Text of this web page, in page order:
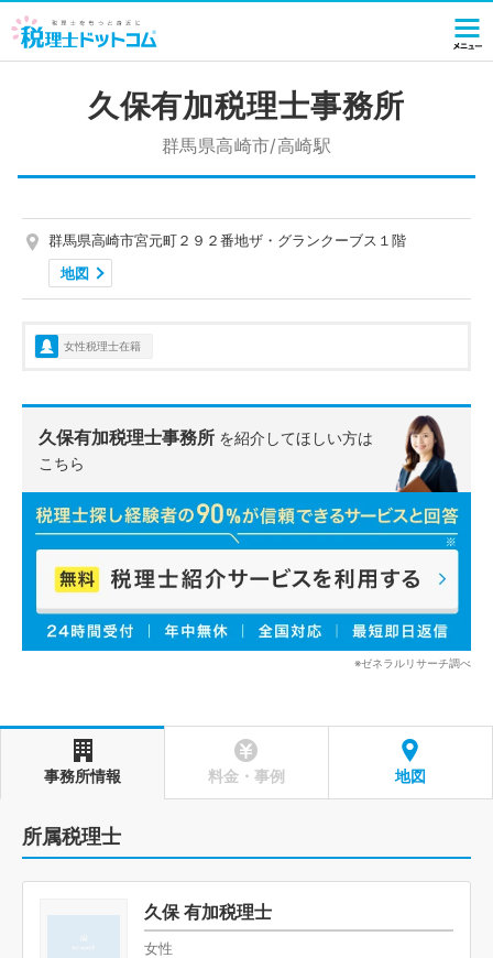
久保有加税理士事務所
群馬県高崎市/高崎駅
群馬県高崎市宮元町２９２番地ザ・グランクーブス１階
地図
女性税理士在籍
久保有加税理士事務所 を紹介してほしい方は
こちら
※ゼネラルリサーチ調べ
事務所情報 料金・事例 地図
所属税理士
久保 有加税理士
女性